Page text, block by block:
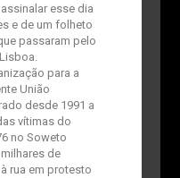
esse dia
e de um folheto
passaram pelo
para a
União
desde 1991 a
vítimas do
no Soweto
de
rua em protesto